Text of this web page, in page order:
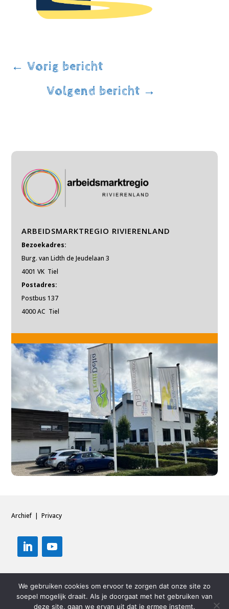
←Vorig bericht
Volgend bericht →
ARBEIDSMARKTREGIO RIVIERENLAND
Bezoekadres:
Burg. van Lidth de Jeudelaan 3
4001 VK Tiel
Postadres:
Postbus 137
4000 AC Tiel
Archief |Privacy
We gebruiken cookies om ervoor te zorgen dat onze site zo
soepel mogelijk draait. Als je doorgaat met het gebruiken van
deze site, gaan we ervan uit dat je ermee instemt.